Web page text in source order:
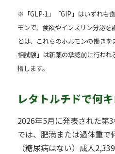
※「GLP-1」「GIP」はいずれも
モンで、食欲やインスリン分泌を
とは、これらのホルモンの働き
相試験」は新薬の承認前に行わ
指します。
レタトルチドで何
2026年5月に発表された第
では、肥満または過体重で
（糖尿病はない）成人